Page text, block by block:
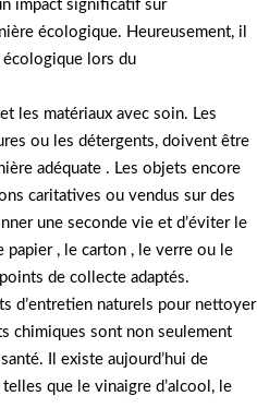
impact significatif sur
écologique. Heureusement, il
lors du
les matériaux avec soin. Les
ou les détergents, doivent être
adéquate . Les objets encore
caritatives ou vendus sur des
une seconde vie et d’éviter le
papier , le carton , le verre ou le
de collecte adaptés.
d’entretien naturels pour nettoyer
chimiques sont non seulement
Il existe aujourd’hui de
que le vinaigre d’alcool, le